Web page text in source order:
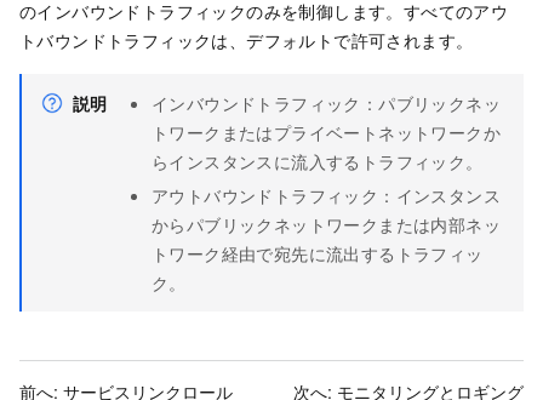
のインバウンドトラフィックのみを制御します。すべてのアウ
トバウンドトラフィックは、デフォルトで許可されます。
説明
インバウンドトラフィック：パブリックネッ
トワークまたはプライベートネットワークか
らインスタンスに流入するトラフィック。
アウトバウンドトラフィック：インスタンス
からパブリックネットワークまたは内部ネッ
トワーク経由で宛先に流出するトラフィッ
ク。
前へ: サービスリンクロール 次へ: モニタリングとロギング